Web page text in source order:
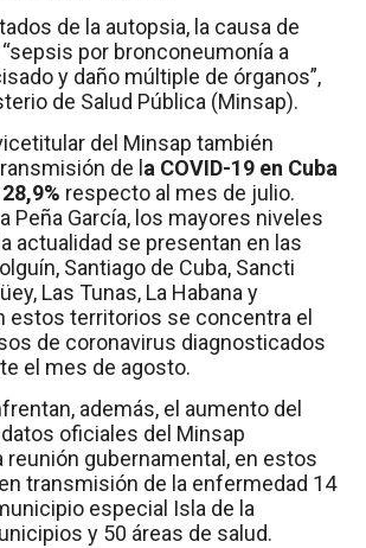
de la autopsia, la causa de
por bronconeumonía a
y daño múltiple de órganos”,
de Salud Pública (Minsap).
del Minsap también
de l a COVID-19 en Cuba
respecto al mes de julio.
Peña García, los mayores niveles
actualidad se presentan en las
Santiago de Cuba, Sancti
Las Tunas, La Habana y
estos territorios se concentra el
de coronavirus diagnosticados
el mes de agosto.
además, el aumento del
oficiales del Minsap
reunión gubernamental, en estos
transmisión de la enfermedad 14
especial Isla de la
y 50 áreas de salud.